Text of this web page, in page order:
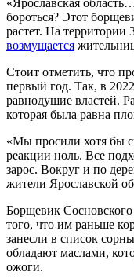
бороться? Этот
растет. На
возмущается
Стоит отметить, что
первый год. Так, в
равнодушие властей.
которая была равна
«Мы просили хотя бы
реакции ноль. Все
зарос. Вокруг и по
жители Ярославской
Борщевик Сосновского
того, что им раньше
занесли в список
обладают маслами,
ожоги.